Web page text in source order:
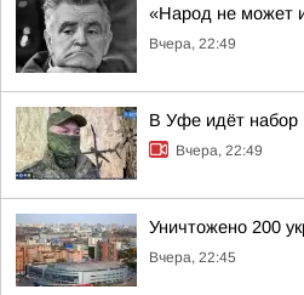
«Народ не может
Вчера, 22:49
В Уфе идёт набор
Вчера, 22:49
Уничтожено 200
Вчера, 22:45